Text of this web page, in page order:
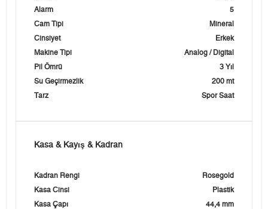
Alarm
5
Cam Tipi
Mineral
Cinsiyet
Erkek
Makine Tipi
Analog / Digital
Pil Ömrü
3 Yıl
Su Geçirmezlik
200 mt
Tarz
Spor Saat
Kasa & Kayış & Kadran
Kadran Rengi
Rosegold
Kasa Cinsi
Plastik
Kasa Çapı
44,4 mm